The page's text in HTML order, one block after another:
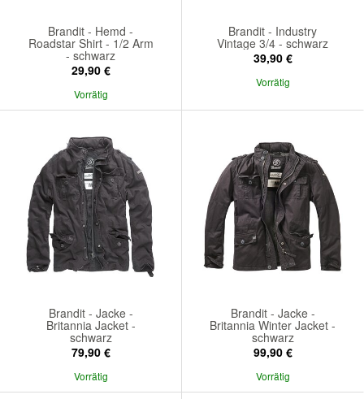
Brandit - Hemd -
Roadstar Shirt - 1/2 Arm
- schwarz
29,90 €
Vorrätig
Brandit - Industry
Vintage 3/4 - schwarz
39,90 €
Vorrätig
Brandit - Jacke -
Britannia Jacket -
schwarz
79,90 €
Vorrätig
Brandit - Jacke -
Britannia Winter Jacket -
schwarz
99,90 €
Vorrätig